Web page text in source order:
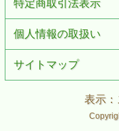
特定商取引法表示
個人情報の取扱い
サイトマップ
表示：